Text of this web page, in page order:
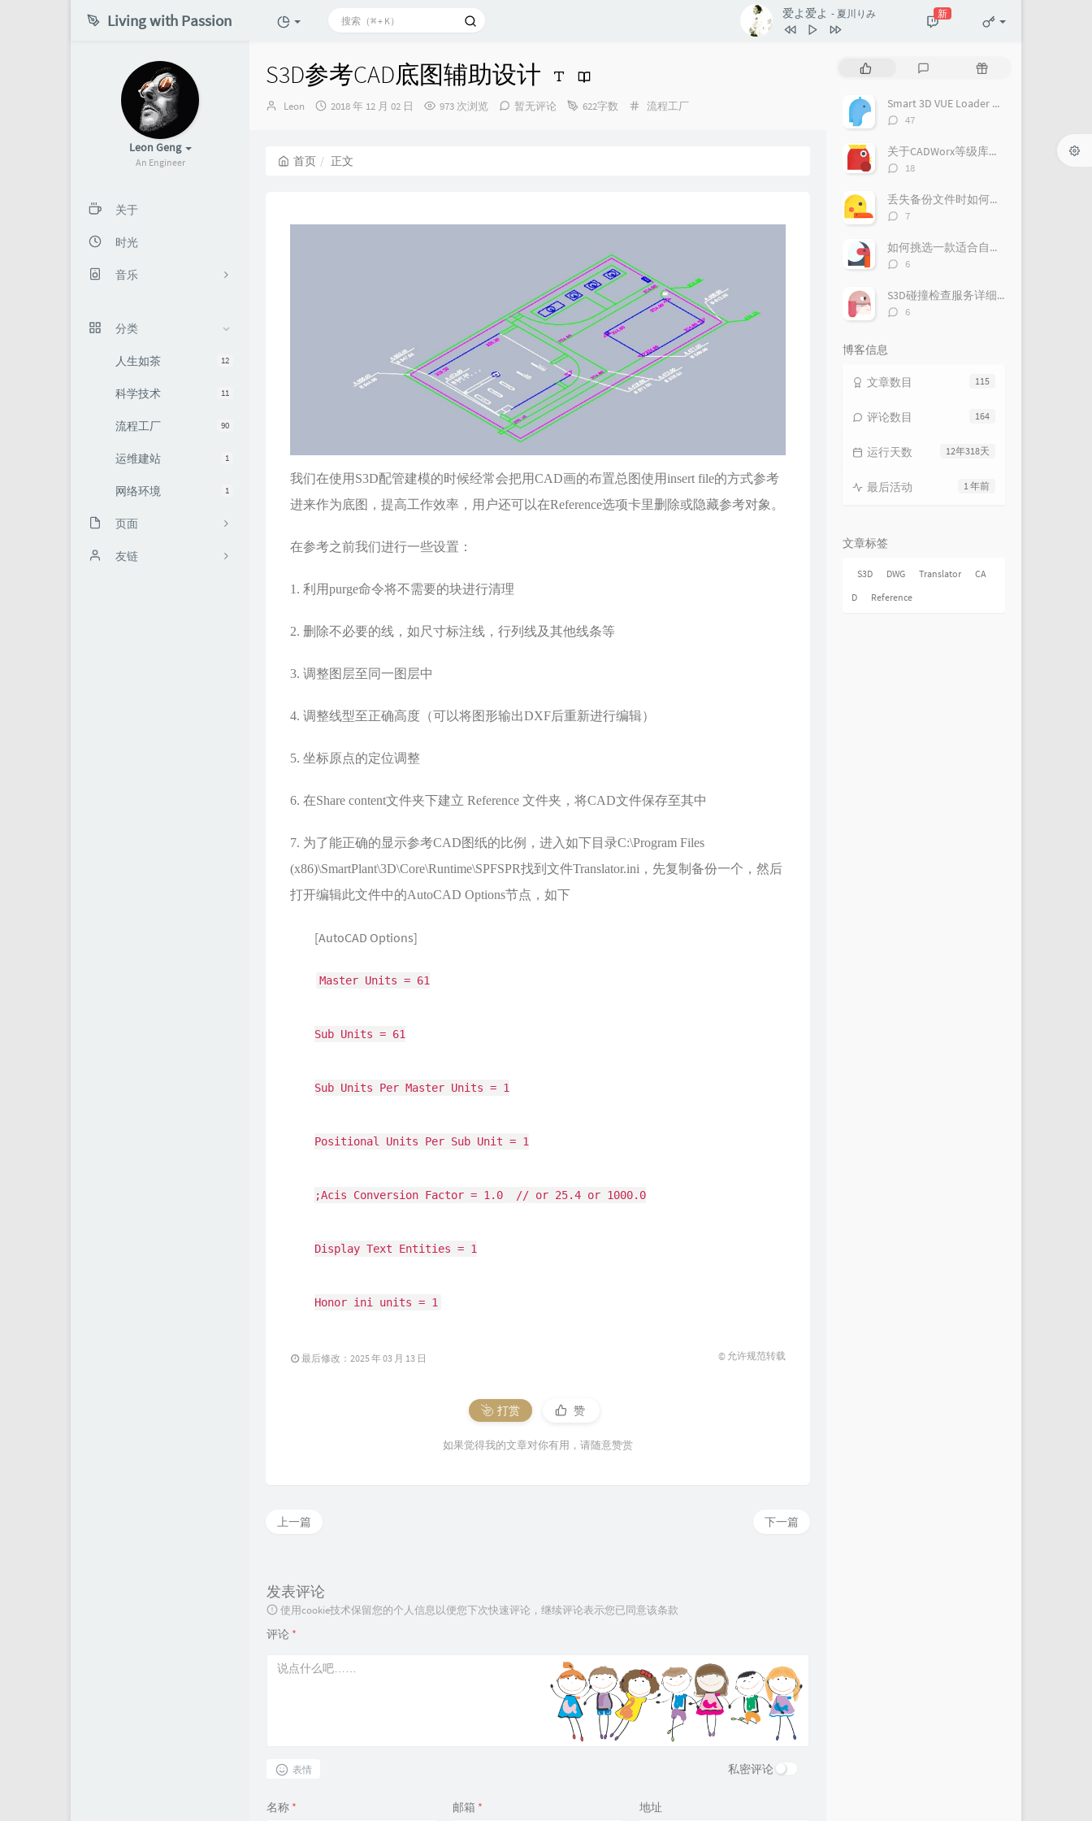
Living with Passion 爱よ爱よ - 夏川りみ 新
Leon Geng
An Engineer
关于
时光
音乐
分类
12
人生如茶
11
科学技术
90
流程工厂
1
运维建站
1
网络环境
页面
友链
S3D参考CAD底图辅助设计
博
Leon
发
2018 年 12 月 02 日 973 次浏览 暂无评论 622字数
分
流程工厂
首页 正文
我们在使用S3D配管建模的时候经常会把用CAD画的布置总图使用insert file的方式参考
进来作为底图，提高工作效率，用户还可以在Reference选项卡里删除或隐藏参考对象。
在参考之前我们进行一些设置：
1. 利用purge命令将不需要的块进行清理
2. 删除不必要的线，如尺寸标注线，行列线及其他线条等
3. 调整图层至同一图层中
4. 调整线型至正确高度（可以将图形输出DXF后重新进行编辑）
5. 坐标原点的定位调整
6. 在Share content文件夹下建立 Reference 文件夹，将CAD文件保存至其中
7. 为了能正确的显示参考CAD图纸的比例，进入如下目录C:\Program Files
(x86)\SmartPlant\3D\Core\Runtime\SPFSPR找到文件Translator.ini，先复制备份一个，然后
打开编辑此文件中的AutoCAD Options节点，如下
[AutoCAD Options]
Master Units = 61
Sub Units = 61
Sub Units Per Master Units = 1
Positional Units Per Sub Unit = 1
;Acis Conversion Factor = 1.0  // or 25.4 or 1000.0
Display Text Entities = 1
Honor ini units = 1
最后修改：2025 年 03 月 13 日 © 允许规范转载
打赏 赞
如果觉得我的文章对你有用，请随意赞赏
下一篇
上一篇
发表评论
使用cookie技术保留您的个人信息以便您下次快速评论，继续评论表示您已同意该条款
评论 *
表情 私密评论
名称 * 邮箱 * 地址
评
随
文Smart 3D VUE Loader Plugin for Navisworks
评
数：
47
关于CADWorx等级库的制作流程
评
数：
18
丢失备份文件时如何恢复项目
评
数：
7
如何挑选一款适合自己的三维配管软件？
评
数：
6
S3D碰撞检查服务详细介绍
评
6
博客信息
115
文章数目
164
评论数目
12年318天
运行天数
1 年前
最后活动
文章标签
S3D DWG Translator
CA
D
Reference